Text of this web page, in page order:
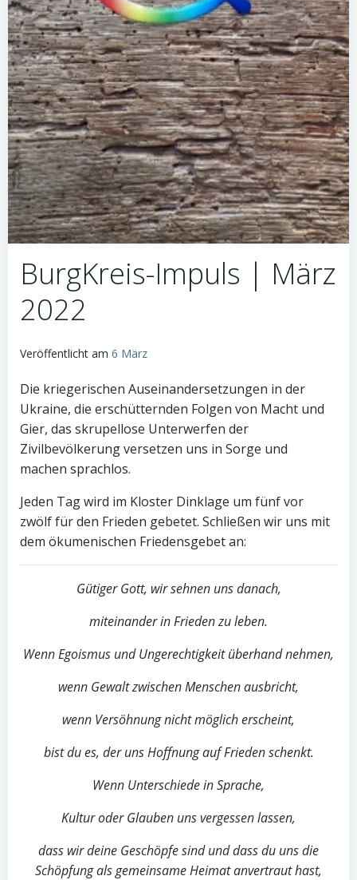
BurgKreis-Impuls | März
2022
Veröffentlicht am 6 März
Die kriegerischen Auseinandersetzungen in der
Ukraine, die erschütternden Folgen von Macht und
Gier, das skrupellose Unterwerfen der
Zivilbevölkerung versetzen uns in Sorge und
machen sprachlos.
Jeden Tag wird im Kloster Dinklage um fünf vor
zwölf für den Frieden gebetet. Schließen wir uns mit
dem ökumenischen Friedensgebet an:
Gütiger Gott, wir sehnen uns danach,
miteinander in Frieden zu leben.
Wenn Egoismus und Ungerechtigkeit überhand nehmen,
wenn Gewalt zwischen Menschen ausbricht,
wenn Versöhnung nicht möglich erscheint,
bist du es, der uns Hoffnung auf Frieden schenkt.
Wenn Unterschiede in Sprache,
Kultur oder Glauben uns vergessen lassen,
dass wir deine Geschöpfe sind und dass du uns die
Schöpfung als gemeinsame Heimat anvertraut hast,